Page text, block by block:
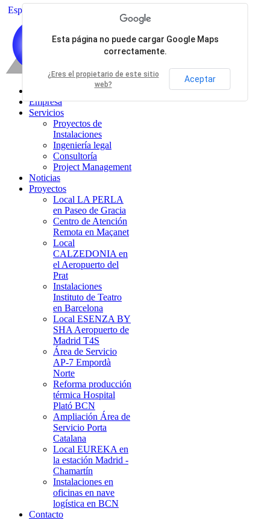
Esp
Empresa
Servicios
Proyectos de
Instalaciones
Ingeniería legal
Consultoría
Project Management
Noticias
Proyectos
Local LA PERLA
en Paseo de Gracia
Centro de Atención
Remota en Maçanet
Local
CALZEDONIA en
el Aeropuerto del
Prat
Instalaciones
Instituto de Teatro
en Barcelona
Local ESENZA BY
SHA Aeropuerto de
Madrid T4S
Área de Servicio
AP-7 Empordà
Norte
Reforma producción
térmica Hospital
Plató BCN
Ampliación Área de
Servicio Porta
Catalana
Local EUREKA en
la estación Madrid -
Chamartín
Instalaciones en
oficinas en nave
logística en BCN
Contacto
Esta página no puede cargar Google Maps
correctamente.
¿Eres el propietario de este sitio
web?
Aceptar